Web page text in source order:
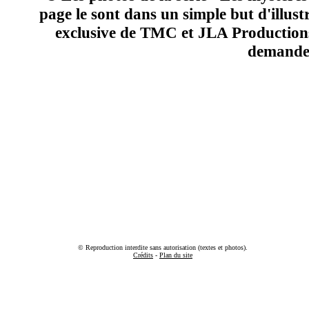
page le sont dans un simple but
exclusive de TMC et JLA
© Reproduction interdite sans autorisation (textes et photos).
Crédits - Plan du site